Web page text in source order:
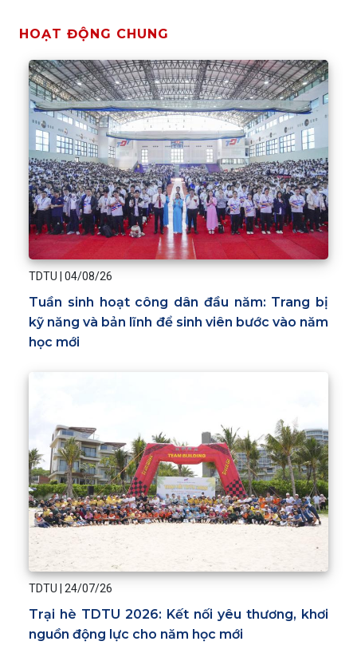
HOẠT ĐỘNG CHUNG
TDTU 04/08/26
Tuần sinh hoạt công dân đầu năm: Trang bị
kỹ năng và bản lĩnh để sinh viên bước vào năm
học mới
TDTU 24/07/26
Trại hè TDTU 2026: Kết nối yêu thương, khơi
nguồn động lực cho năm học mới